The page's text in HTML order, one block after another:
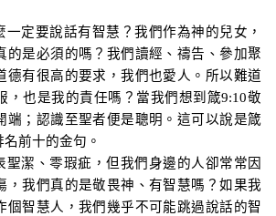
一定要說話有智慧？我們作為神的兒女，
的是必須的嗎？我們讀經、禱告、參加聚
德有很高的要求，我們也愛人。所以難道
，也是我的責任嗎？當我們想到箴9:10敬
端；認識至聖者便是聰明。 這可以說是箴
前十的金句。
聖潔、零瑕疵，但我們身邊的人卻常常因
，我們真的是敬畏神、有智慧嗎？如果我
個智慧人，我們幾乎不可能跳過說話的智